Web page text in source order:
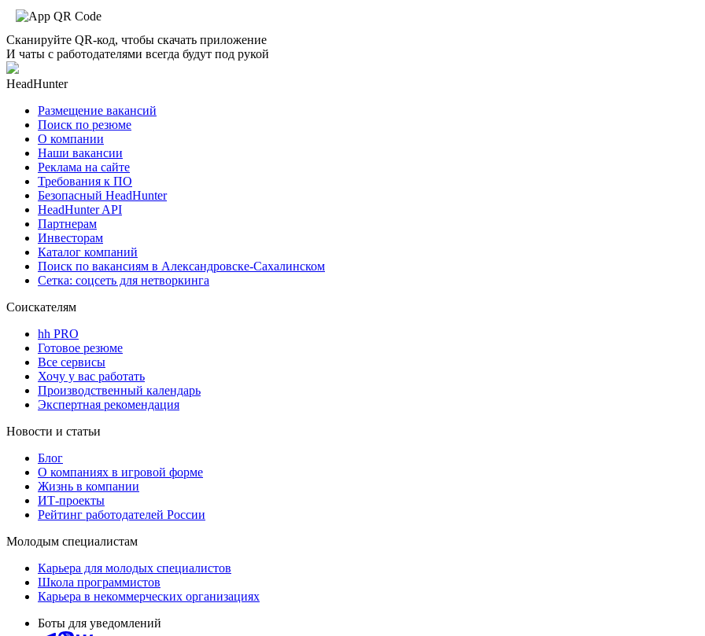
Сканируйте QR-код, чтобы скачать приложение
И чаты с работодателями всегда будут под рукой
HeadHunter
Размещение вакансий
Поиск по резюме
О компании
Наши вакансии
Реклама на сайте
Требования к ПО
Безопасный HeadHunter
HeadHunter API
Партнерам
Инвесторам
Каталог компаний
Поиск по вакансиям в Александровске-Сахалинском
Сетка: соцсеть для нетворкинга
Соискателям
hh PRO
Готовое резюме
Все сервисы
Хочу у вас работать
Производственный календарь
Экспертная рекомендация
Новости и статьи
Блог
О компаниях в игровой форме
Жизнь в компании
ИТ-проекты
Рейтинг работодателей России
Молодым специалистам
Карьера для молодых специалистов
Школа программистов
Карьера в некоммерческих организациях
Боты для уведомлений